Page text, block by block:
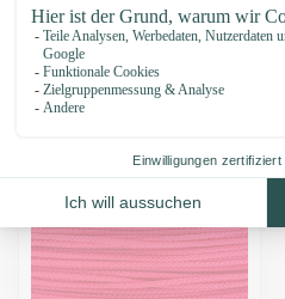
Zuletzt angesehen